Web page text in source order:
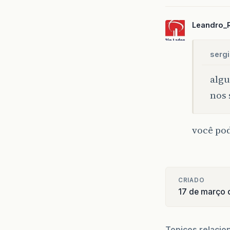
nos
você
CRIADO
17 de março